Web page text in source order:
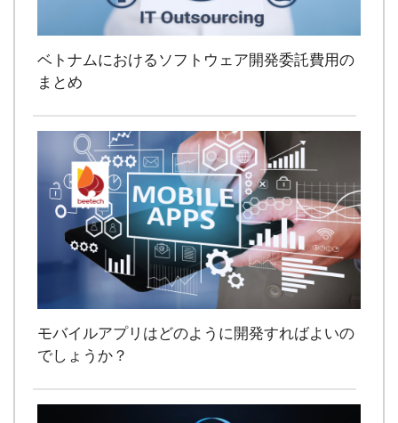
ベトナムにおけるソフトウェア開発委託費用の
まとめ
モバイルアプリはどのように開発すればよいの
でしょうか？